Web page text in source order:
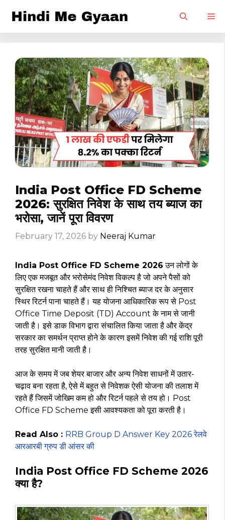
India Post Office FD Scheme
2026: सुरक्षित निवेश के साथ तय ब्याज का
भरोसा, जानें पूरा विवरण
February 17, 2026 by Neeraj Kumar
India Post Office FD Scheme 2026 उन लोगों के
लिए एक मजबूत और भरोसेमंद निवेश विकल्प है जो अपने पैसों को
सुरक्षित रखना चाहते हैं और साथ ही निश्चित ब्याज दर के अनुसार
स्थिर रिटर्न पाना चाहते हैं। यह योजना आधिकारिक रूप से Post
Office Time Deposit (TD) Account के नाम से जानी
जाती है। इसे डाक विभाग द्वारा संचालित किया जाता है और केंद्र
सरकार का समर्थन प्राप्त होने के कारण इसमें निवेश की गई राशि पूरी
तरह सुरक्षित मानी जाती है।
आज के समय में जब शेयर बाजार और अन्य निवेश साधनों में उतार-
चढ़ाव बना रहता है, ऐसे में बहुत से निवेशक ऐसी योजना की तलाश में
रहते हैं जिसमें जोखिम कम हो और रिटर्न पहले से तय हो। Post
Office FD Scheme इसी आवश्यकता को पूरा करती है।
Read Also : RRB Group D Answer Key 2026 रेलवे
आरआरबी ग्रुप डी आंसर की
India Post Office FD Scheme 2026
क्या है?